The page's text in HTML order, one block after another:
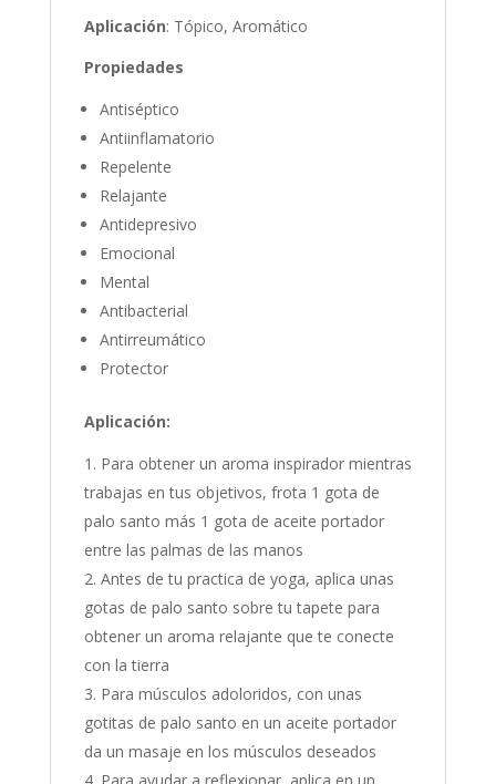
Aplicación: Tópico, Aromático
Propiedades
Antiséptico
Antiinflamatorio
Repelente
Relajante
Antidepresivo
Emocional
Mental
Antibacterial
Antirreumático
Protector
Aplicación:
Para obtener un aroma inspirador mientras
trabajas en tus objetivos, frota 1 gota de
palo santo más 1 gota de aceite portador
entre las palmas de las manos
Antes de tu practica de yoga, aplica unas
gotas de palo santo sobre tu tapete para
obtener un aroma relajante que te conecte
con la tierra
Para músculos adoloridos, con unas
gotitas de palo santo en un aceite portador
da un masaje en los músculos deseados